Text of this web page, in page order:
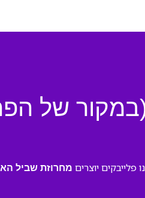
לשיר: מחרוזת שביל האושר – דיכאון חלק 2
מחרוזת שביל